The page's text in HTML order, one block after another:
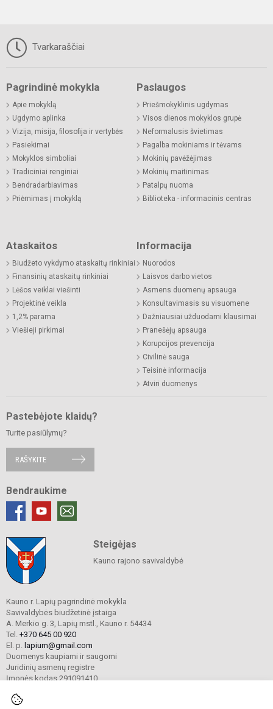
Tvarkaraščiai
Pagrindinė mokykla
Apie mokyklą
Ugdymo aplinka
Vizija, misija, filosofija ir vertybės
Pasiekimai
Mokyklos simboliai
Tradiciniai renginiai
Bendradarbiavimas
Priėmimas į mokyklą
Paslaugos
Priešmokyklinis ugdymas
Visos dienos mokyklos grupė
Neformalusis švietimas
Pagalba mokiniams ir tėvams
Mokinių pavėžėjimas
Mokinių maitinimas
Patalpų nuoma
Biblioteka - informacinis centras
Ataskaitos
Biudžeto vykdymo ataskaitų rinkiniai
Finansinių ataskaitų rinkiniai
Lėšos veiklai viešinti
Projektinė veikla
1,2% parama
Viešieji pirkimai
Informacija
Nuorodos
Laisvos darbo vietos
Asmens duomenų apsauga
Konsultavimasis su visuomene
Dažniausiai užduodami klausimai
Pranešėjų apsauga
Korupcijos prevencija
Civilinė sauga
Teisinė informacija
Atviri duomenys
Pastebėjote klaidų?
Turite pasiūlymų?
RAŠYKITE
Bendraukime
Steigėjas
Kauno rajono savivaldybė
Kauno r. Lapių pagrindinė mokykla
Savivaldybės biudžetinė įstaiga
A. Merkio g. 3, Lapių mstl., Kauno r. 54434
Tel. +370 645 00 920
El. p.
lapium@gmail.com
Duomenys kaupiami ir saugomi
Juridinių asmenų registre
Įmonės kodas 291091410